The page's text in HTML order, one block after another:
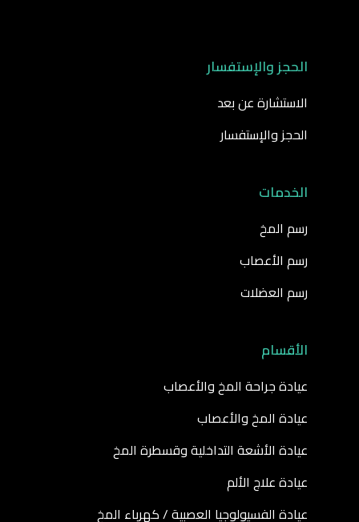
الحجز والإستفسار
الاستشارة عن بعد
الحجز والإستفسار
الخدمات
رسم المخ
رسم الأعصاب
رسم العضلات
الأقسام
عيادة جراحة المخ والأعصاب
عيادة المخ والأعصاب
عيادة الأشعة التداخلية وقسطرة المخ
عيادة علاج الألم
عيادة الفسيولوجيا العصبية / كهرباء المخ